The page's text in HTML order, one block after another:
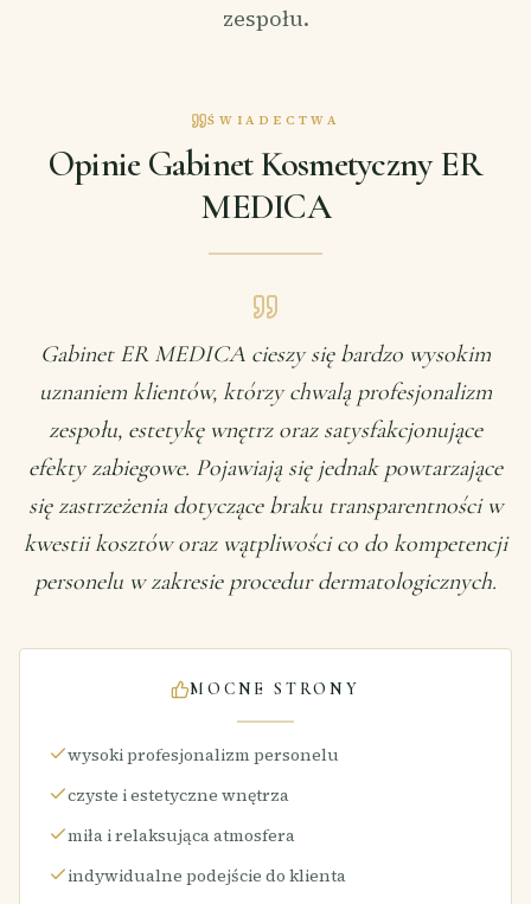
zespołu.
ŚWIADECTWA
Opinie Gabinet Kosmetyczny ER
MEDICA
Gabinet ER MEDICA cieszy się bardzo wysokim
uznaniem klientów, którzy chwalą profesjonalizm
zespołu, estetykę wnętrz oraz satysfakcjonujące
efekty zabiegowe. Pojawiają się jednak powtarzające
się zastrzeżenia dotyczące braku transparentności w
kwestii kosztów oraz wątpliwości co do kompetencji
personelu w zakresie procedur dermatologicznych.
MOCNE STRONY
wysoki profesjonalizm personelu
czyste i estetyczne wnętrza
miła i relaksująca atmosfera
indywidualne podejście do klienta